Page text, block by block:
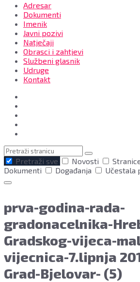
Adresar
Dokumenti
Imenik
Javni pozivi
Natječaji
Obrasci i zahtjevi
Službeni glasnik
Udruge
Kontakt
Pretraga
Pretraži sve
Novosti
Dokumenti
Događanja Učestala
prva-godina-rada-
gradonacelnika-
Gradskog-vijeca-
vijecnica-7.lipnja
Grad-Bjelovar- (5)